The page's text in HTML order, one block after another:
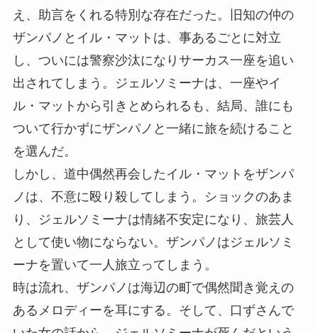
え、助言をくれる特別な存在だった。旧知の仲の
ザンパノとイル・マットは、事あるごとに対立
し、ついには警察沙汰になりサーカス一座を追い
出されてしまう。ジェルソミーナは、一座やイ
ル・マットから引きとめられるも、結局、誰にも
ついて行かずにザンパノと一緒に旅を続けること
を選んだ。
しかし、道中偶然再会したイル・マットをザンパ
ノは、不意に殴り殺してしまう。ショックのあま
り、ジェルソミーナは情緒不安定になり、旅芸人
として使い物にならない。ザンパノはジェルソミ
ーナを置いて一人旅立ってしまう。
時は流れ、ザンパノは海辺の町で偶然聞き覚えの
あるメロディーを耳にする。そして、口ずさんで